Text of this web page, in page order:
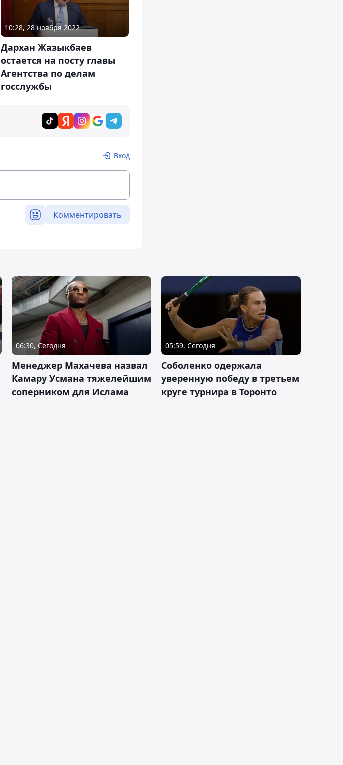
10:28, 28 ноября 2022
Дархан Жазыкбаев
остается на посту главы
Агентства по делам
госслужбы
Вход
Комментировать
06:30, Сегодня
Менеджер Махачева назвал
Камару Усмана тяжелейшим
соперником для Ислама
05:59, Сегодня
Соболенко одержала
уверенную победу в третьем
круге турнира в Торонто